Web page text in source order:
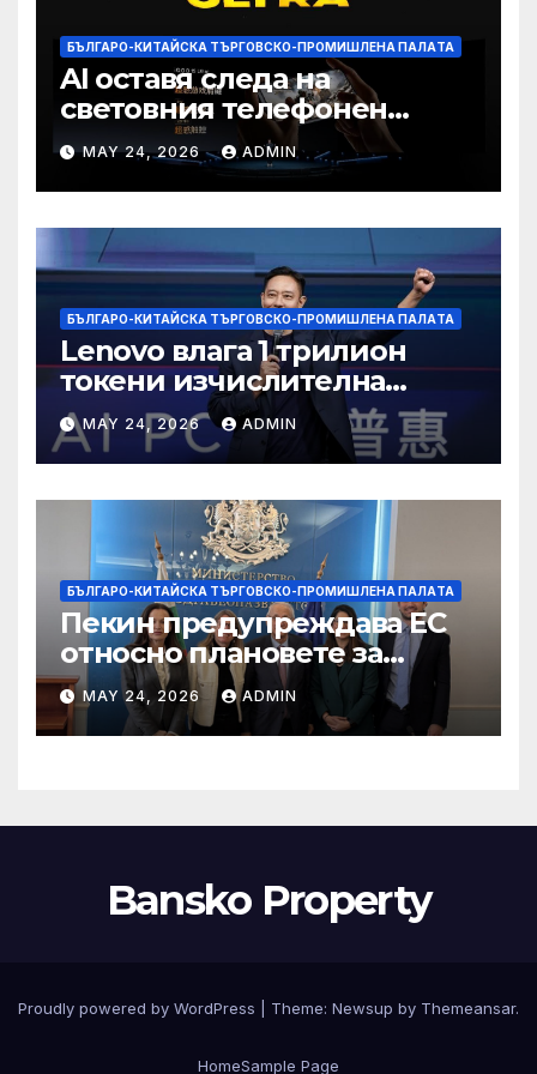
БЪЛГАРО-КИТАЙСКА ТЪРГОВСКО-ПРОМИШЛЕНА ПАЛAТА
AI оставя следа на
световния телефонен
пазар
MAY 24, 2026 ADMIN
БЪЛГАРО-КИТАЙСКА ТЪРГОВСКО-ПРОМИШЛЕНА ПАЛAТА
Lenovo влага 1 трилион
токени изчислителна
мощност в AI екосистемата
MAY 24, 2026 ADMIN
БЪЛГАРО-КИТАЙСКА ТЪРГОВСКО-ПРОМИШЛЕНА ПАЛAТА
Пекин предупреждава ЕС
относно плановете за
насочване към китайски
продукти
MAY 24, 2026 ADMIN
Bansko Property
Proudly powered by WordPress Theme: Newsup by Themeansar.
HomeSample Page